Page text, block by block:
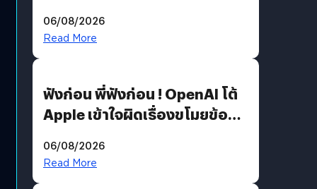
รหัสผ่านหลุด ไม่ใช่แฮ็กเกอร์
06/08/2026
Read More
ฟังก่อน พี่ฟังก่อน ! OpenAI โต้
Apple เข้าใจผิดเรื่องขโมยข้อมูล
06/08/2026
Read More